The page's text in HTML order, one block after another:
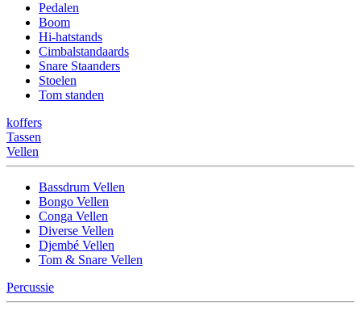
Pedalen
Boom
Hi-hatstands
Cimbalstandaards
Snare Staanders
Stoelen
Tom standen
koffers
Tassen
Vellen
Bassdrum Vellen
Bongo Vellen
Conga Vellen
Diverse Vellen
Djembé Vellen
Tom & Snare Vellen
Percussie